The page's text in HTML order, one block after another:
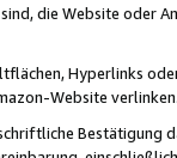
die Website oder
Hyperlinks
Website